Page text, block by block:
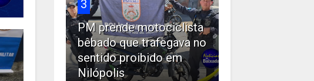
3
PM prende motociclista
bêbado que trafegava no
sentido proibido em
Nilópolis